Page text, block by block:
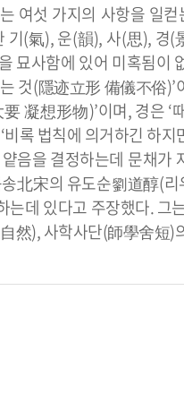
여섯 가지의 사항을
기(氣), 운(韻), 사(思), 경(
묘사함에 있어 미혹됨
것(隱迹立形 備儀不俗
凝想形物)’이며, 경은
록 법칙에 의거하긴 하
음을 결정하는데 문채
北宋의 유도순劉道醇(
는데 있다고 주장했다.
然), 사학사단(師學舍短)